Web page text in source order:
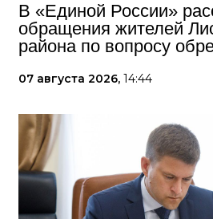
В «Единой России»
обращения жителей
района по вопросу
07 августа 2026, 14:44